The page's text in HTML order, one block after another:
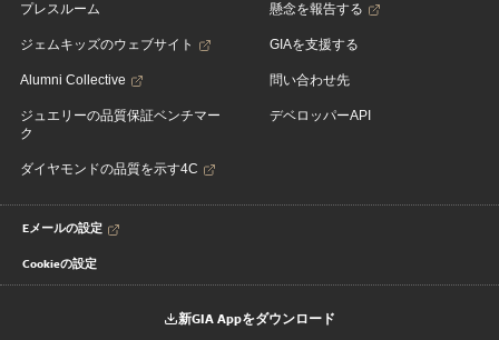
プレスルーム
ジェムキッズのウェブサイト
Alumni Collective
ジュエリーの品質保証ベンチマー
ク
ダイヤモンドの品質を示す4C
懸念を報告する
GIAを支援する
問い合わせ先
デベロッパーAPI
Eメールの設定
Cookieの設定
新GIA Appをダウンロード